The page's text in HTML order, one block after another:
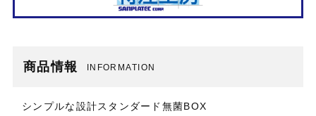
商品情報 INFORMATION
シンプルな設計スタンダード無菌BOX